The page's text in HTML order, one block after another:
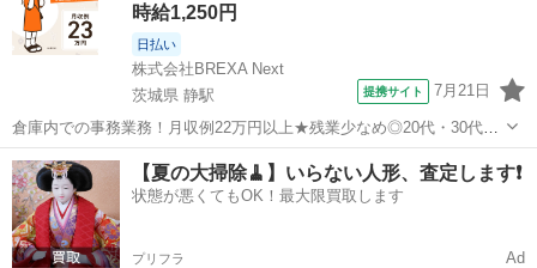
時給1,250円
日払い
株式会社BREXA Next
茨城県 静駅
提携サイト 7月21日
倉庫内での事務業務！月収例22万円以上★残業少なめ◎20代・30代・
40代の男女活躍中！空調完備で快適作業★食堂利用可◎マイカー通勤
OK◎無料駐車場完備！《茨城県常陸大宮市》 人気の工場のお仕事 ◇
電子部品製造倉庫内の事務...
茨城 常陸大宮市 静駅 その他
【夏の大掃除🧹】いらない人形、査定します❗️
状態が悪くてもOK！最大限買取します
プリフラ Ad